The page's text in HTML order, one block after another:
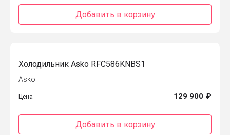
Добавить в корзину
Холодильник Asko RFC586KNBS1
Asko
Цена 129 900 ₽
Добавить в корзину